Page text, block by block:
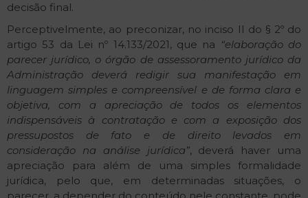
decisão final.
Perceptivelmente, ao preconizar, no inciso II do § 2º do
artigo 53 da Lei nº 14.133/2021, que na “elaboração do
parecer jurídico, o órgão de assessoramento jurídico da
Administração deverá redigir sua manifestação em
linguagem simples e compreensível e de forma clara e
objetiva, com a apreciação de todos os elementos
indispensáveis à contratação e com a exposição dos
pressupostos de fato e de direito levados em
consideração na análise jurídica”, deverá haver uma
apreciação para além de uma simples formalidade
jurídica, pelo que, em determinadas situações, o